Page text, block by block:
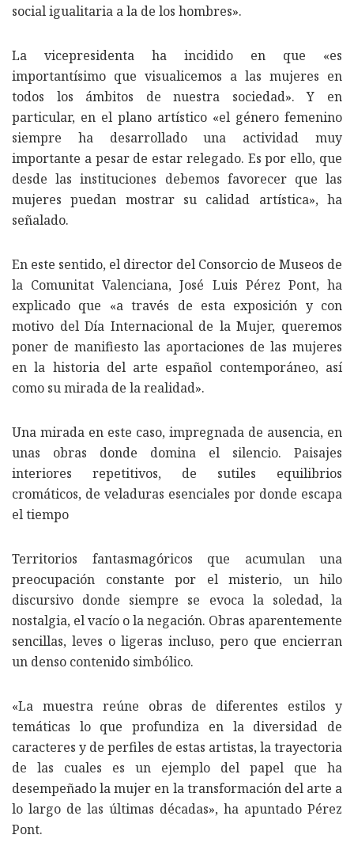
social igualitaria a la de los hombres».
La vicepresidenta ha incidido en que «es
importantísimo que visualicemos a las mujeres en
todos los ámbitos de nuestra sociedad». Y en
particular, en el plano artístico «el género femenino
siempre ha desarrollado una actividad muy
importante a pesar de estar relegado. Es por ello, que
desde las instituciones debemos favorecer que las
mujeres puedan mostrar su calidad artística», ha
señalado.
En este sentido, el director del Consorcio de Museos de
la Comunitat Valenciana, José Luis Pérez Pont, ha
explicado que «a través de esta exposición y con
motivo del Día Internacional de la Mujer, queremos
poner de manifiesto las aportaciones de las mujeres
en la historia del arte español contemporáneo, así
como su mirada de la realidad».
Una mirada en este caso, impregnada de ausencia, en
unas obras donde domina el silencio. Paisajes
interiores repetitivos, de sutiles equilibrios
cromáticos, de veladuras esenciales por donde escapa
el tiempo
Territorios fantasmagóricos que acumulan una
preocupación constante por el misterio, un hilo
discursivo donde siempre se evoca la soledad, la
nostalgia, el vacío o la negación. Obras aparentemente
sencillas, leves o ligeras incluso, pero que encierran
un denso contenido simbólico.
«La muestra reúne obras de diferentes estilos y
temáticas lo que profundiza en la diversidad de
caracteres y de perfiles de estas artistas, la trayectoria
de las cuales es un ejemplo del papel que ha
desempeñado la mujer en la transformación del arte a
lo largo de las últimas décadas», ha apuntado Pérez
Pont.